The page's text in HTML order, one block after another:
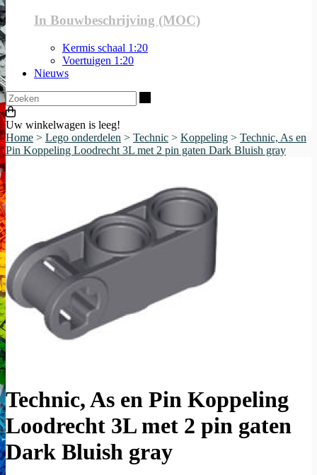
In Bouwbeschrijving (MOC)
Kermis schaal 1:20
Voertuigen 1:20
Nieuws
Uw winkelwagen is leeg!
Home > Lego onderdelen > Technic > Koppeling > Technic, As en
Pin Koppeling Loodrecht 3L met 2 pin gaten Dark Bluish gray
Technic, As en Pin Koppeling
Loodrecht 3L met 2 pin gaten
Dark Bluish gray